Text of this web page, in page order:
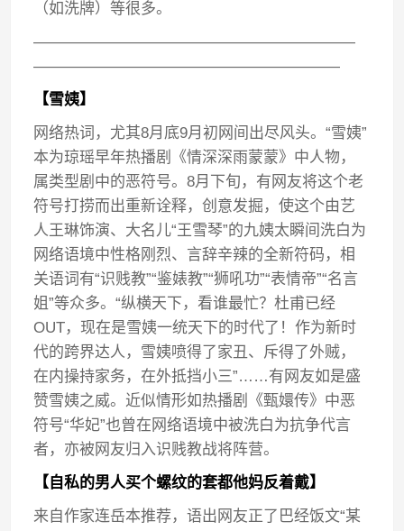
（如洗牌）等很多。
—————————————————————
————————————————————
【雪姨】
网络热词，尤其8月底9月初网间出尽风头。“雪姨”
本为琼瑶早年热播剧《情深深雨蒙蒙》中人物，
属类型剧中的恶符号。8月下旬，有网友将这个老
符号打捞而出重新诠释，创意发掘，使这个由艺
人王琳饰演、大名儿“王雪琴”的九姨太瞬间洗白为
网络语境中性格刚烈、言辞辛辣的全新符码，相
关语词有“识贱教”“鉴婊教”“狮吼功”“表情帝”“名言
姐”等众多。“纵横天下，看谁最忙？杜甫已经
OUT，现在是雪姨一统天下的时代了！作为新时
代的跨界达人，雪姨喷得了家丑、斥得了外贼，
在内操持家务，在外抵挡小三”……有网友如是盛
赞雪姨之威。近似情形如热播剧《甄嬛传》中恶
符号“华妃”也曾在网络语境中被洗白为抗争代言
者，亦被网友归入识贱教战将阵营。
【自私的男人买个螺纹的套都他妈反着戴】
来自作家连岳本推荐，语出网友正了巴经饭文“某